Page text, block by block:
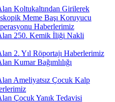
Koltukaltından Girilerek
Meme Başı Koruyucu
Haberlerimiz
250. Kemik İliği Nakli
2. Yıl Röportajı Haberlerimiz
Kumar Bağımlılığı
Ameliyatsız Çocuk Kalp
Çocuk Yanık Tedavisi